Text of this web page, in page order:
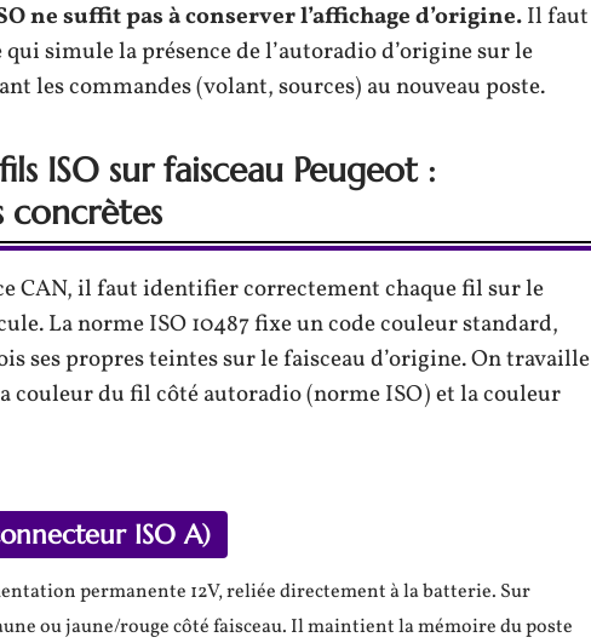
ne suffit pas à conserver l’affichage d’origine.Il faut
simule la présence de l’autoradio d’origine sur le
les commandes (volant, sources) au nouveau poste.
ISO sur faisceau Peugeot :
concrètes
CAN, il faut identifier correctement chaque fil sur le
La norme ISO 10487 fixe un code couleur standard,
ses propres teintes sur le faisceau d’origine. On travaille
couleur du fil côté autoradio (norme ISO) et la couleur
ISO A)
permanente 12V, reliée directement à la batterie. Sur
ou jaune/rouge côté faisceau. Il maintient la mémoire du poste